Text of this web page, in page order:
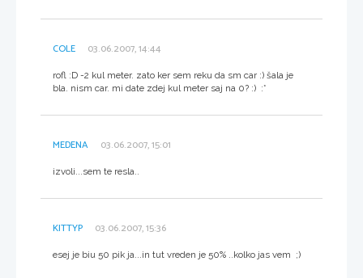
COLE 03.06.2007, 14:44
rofl :D -2 kul meter. zato ker sem reku da sm car :) šala je
bla. nism car. mi date zdej kul meter saj na 0? :) :*
MEDENA 03.06.2007, 15:01
izvoli...sem te resla..
KITTYP 03.06.2007, 15:36
esej je biu 50 pik ja...in tut vreden je 50% ..kolko jas vem ;)